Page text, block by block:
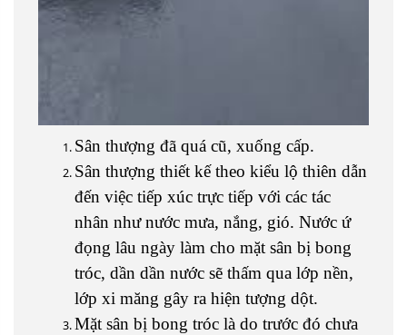
Sân thượng đã quá cũ, xuống cấp.
Sân thượng thiết kế theo kiểu lộ thiên dẫn
đến việc tiếp xúc trực tiếp với các tác
nhân như nước mưa, nắng, gió. Nước ứ
đọng lâu ngày làm cho mặt sân bị bong
tróc, dần dần nước sẽ thấm qua lớp nền,
lớp xi măng gây ra hiện tượng dột.
Mặt sân bị bong tróc là do trước đó chưa